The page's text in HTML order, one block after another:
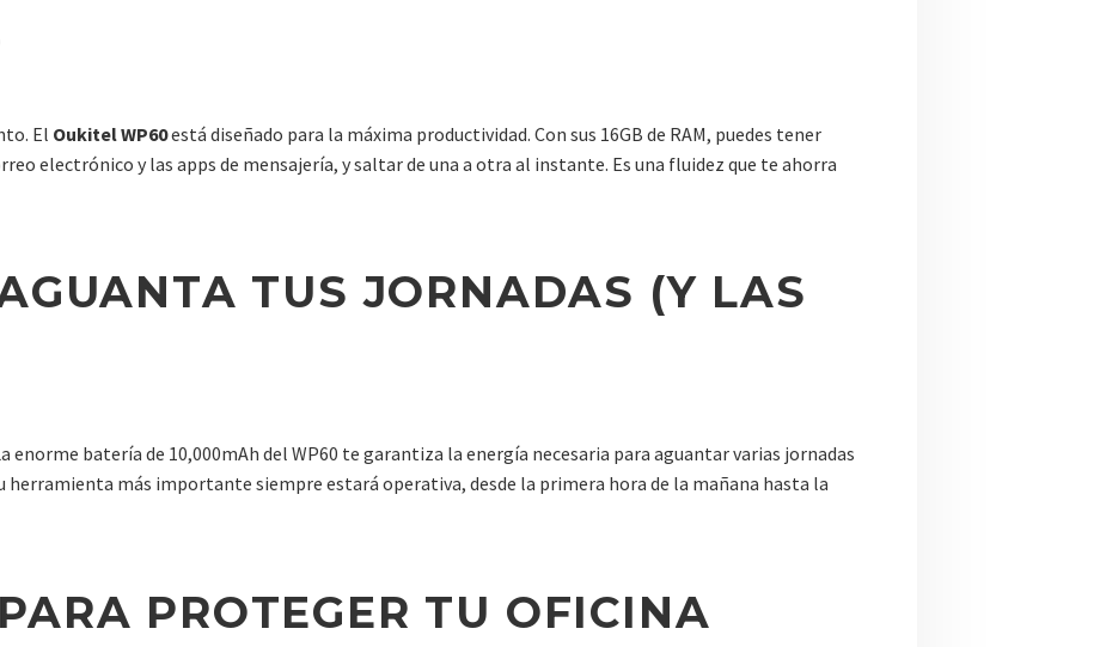
El Oukitel WP60está diseñado para la máxima productividad. Con sus 16GB de RAM, puedes tener
electrónico y las apps de mensajería, y saltar de una a otra al instante. Es una fluidez que te ahorra
TUS JORNADAS (Y LAS
enorme batería de 10,000mAh del WP60 te garantiza la energía necesaria para aguantar varias jornadas
herramienta más importante siempre estará operativa, desde la primera hora de la mañana hasta la
PROTEGER TU OFICINA